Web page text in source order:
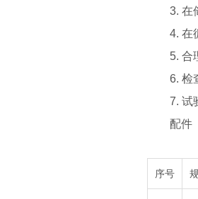
3. 在储
4. 在循
5. 合理
6. 检查
7. 试验
配件
序号